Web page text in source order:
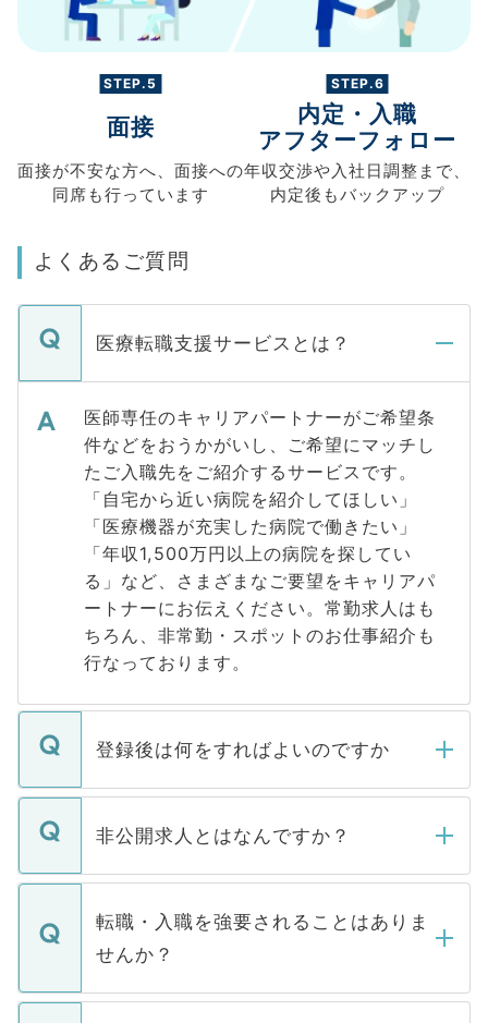
STEP.5
面接
面接が不安な方へ、 面接への
同席も行っています
STEP.6
内定・入職
アフターフォロー
年収交渉や入社日調整まで、
内定後もバックアップ
よくあるご質問
医療転職支援サービスとは？
医師専任のキャリアパートナーがご希望条
件などをおうかがいし、ご希望にマッチし
たご入職先をご紹介するサービスです。
「自宅から近い病院を紹介してほしい」
「医療機器が充実した病院で働きたい」
「年収1,500万円以上の病院を探してい
る」など、さまざまなご要望をキャリアパ
ートナーにお伝えください。常勤求人はも
ちろん、非常勤・スポットのお仕事紹介も
行なっております。
登録後は何をすればよいのですか
ご登録いただきましたら、弊社担当者がご
登録内容を確認し、その後メールもしくは
ます。通常、5営業日以内にはご連絡をせて
いただきますので、しばらくお待ちくださ
非公開求人とはなんですか？
マイナビDOCTORで取り扱っている求人の
うち約3割は、Webサイトからご覧いただ
けない「非公開求人」です。非公開求人は
下記の理由によって、一般には公開してい
ません。
転職・入職を強要されることはありま
せんか？
転職・入職を強要することは一切ありませ